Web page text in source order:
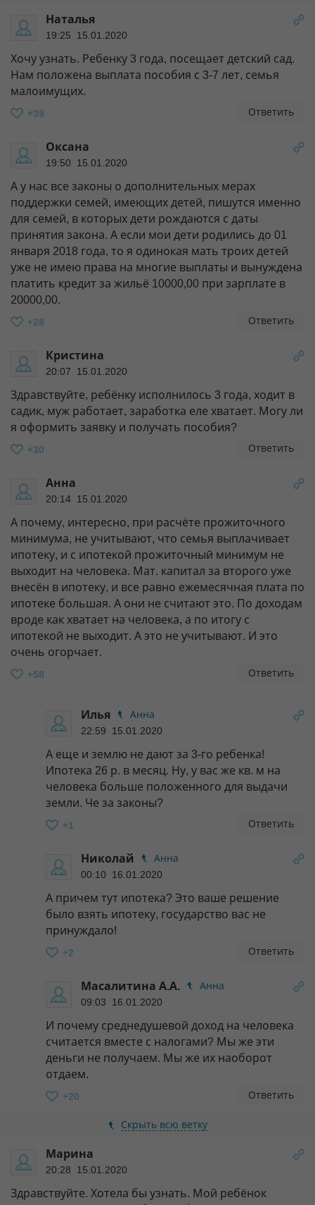
Наталья
19:25 15.01.2020
Хочу узнать. Ребенку 3 года, посещает детский сад.
Нам положена выплата пособия с 3-7 лет, семья
малоимущих.
+39 Ответить
Оксана
19:50 15.01.2020
А у нас все законы о дополнительных мерах
поддержки семей, имеющих детей, пишутся именно
для семей, в которых дети рождаются с даты
принятия закона. А если мои дети родились до 01
января 2018 года, то я одинокая мать троих детей
уже не имею права на многие выплаты и вынуждена
платить кредит за жильё 10000,00 при зарплате в
20000,00.
+28 Ответить
Кристина
20:07 15.01.2020
Здравствуйте, ребёнку исполнилось 3 года, ходит в
садик, муж работает, заработка еле хватает. Могу ли
я оформить заявку и получать пособия?
+30 Ответить
Анна
20:14 15.01.2020
А почему, интересно, при расчёте прожиточного
минимума, не учитывают, что семья выплачивает
ипотеку, и с ипотекой прожиточный минимум не
выходит на человека. Мат. капитал за второго уже
внесён в ипотеку, и все равно ежемесячная плата по
ипотеке большая. А они не считают это. По доходам
вроде как хватает на человека, а по итогу с
ипотекой не выходит. А это не учитывают. И это
очень огорчает.
+58 Ответить
Илья
Анна
22:59 15.01.2020
А еще и землю не дают за 3-го ребенка!
Ипотека 26 р. в месяц. Ну, у вас же кв. м на
человека больше положенного для выдачи
земли. Че за законы?
+1 Ответить
Николай
Анна
00:10 16.01.2020
А причем тут ипотека? Это ваше решение
было взять ипотеку, государство вас не
принуждало!
+2 Ответить
Масалитина А.А.
Анна
09:03 16.01.2020
И почему среднедушевой доход на человека
считается вместе с налогами? Мы же эти
деньги не получаем. Мы же их наоборот
отдаем.
+20 Ответить
Скрыть всю ветку
Марина
20:28 15.01.2020
Здравствуйте. Хотела бы узнать. Мой ребёнок